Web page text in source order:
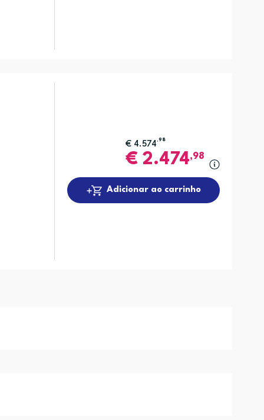
€ 4.574,98
€2.474,98
Adicionar ao carrinho